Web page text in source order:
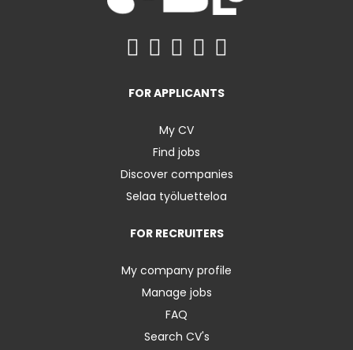
FOR APPLICANTS
My CV
Find jobs
Discover companies
Selaa työluetteloa
FOR RECRUITERS
My company profile
Manage jobs
FAQ
Search CV's